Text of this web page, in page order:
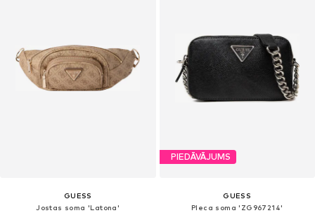
GUESS
Jostas soma 'Latona'
PIEDĀVĀJUMS
GUESS
Pleca soma 'ZG967214'